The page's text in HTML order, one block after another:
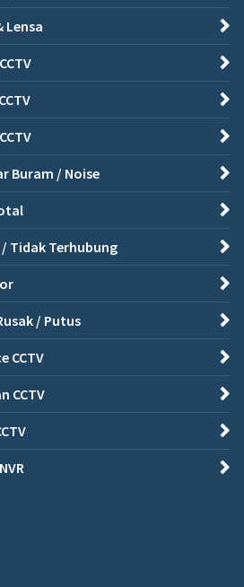
Lensa
Buram / Noise
/ Tidak Terhubung
/ Putus
CCTV
CCTV